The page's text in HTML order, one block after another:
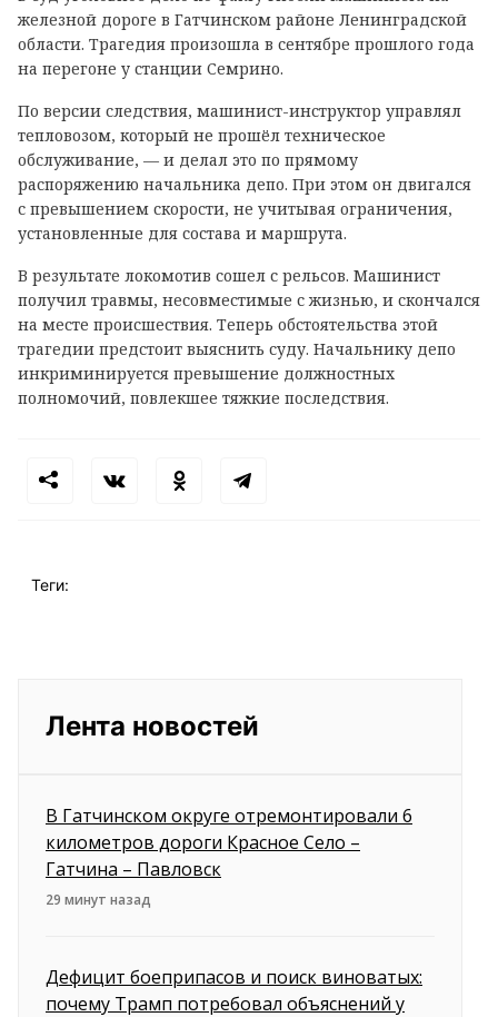
железной дороге в Гатчинском районе Ленинградской
области. Трагедия произошла в сентябре прошлого года
на перегоне у станции Семрино.
По версии следствия, машинист-инструктор управлял
тепловозом, который не прошёл техническое
обслуживание, — и делал это по прямому
распоряжению начальника депо. При этом он двигался
с превышением скорости, не учитывая ограничения,
установленные для состава и маршрута.
В результате локомотив сошел с рельсов. Машинист
получил травмы, несовместимые с жизнью, и скончался
на месте происшествия. Теперь обстоятельства этой
трагедии предстоит выяснить суду. Начальнику депо
инкриминируется превышение должностных
полномочий, повлекшее тяжкие последствия.
Теги:
Лента новостей
В Гатчинском округе отремонтировали 6
километров дороги Красное Село –
Гатчина – Павловск
29 минут назад
Дефицит боеприпасов и поиск виноватых:
почему Трамп потребовал объяснений у